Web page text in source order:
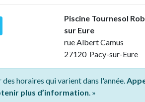
Piscine Tournesol
sur Eure
rue Albert Camus
27120 Pacy-sur-Eure
horaires qui varient dans l'année.
plus d’information. »